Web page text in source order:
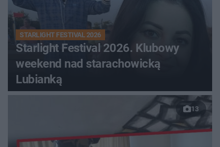
STARLIGHT FESTIVAL 2026
Starlight Festival 2026. Klubowy
weekend nad starachowicką
Lubianką
13